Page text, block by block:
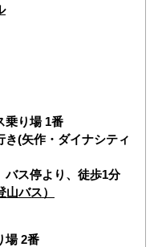
乗り場 1番
(矢作・ダイナシティ
ス停より、徒歩1分
バス）
場 2番